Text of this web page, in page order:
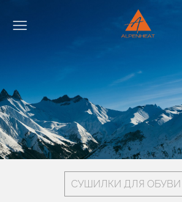
СУШИЛКИ ДЛЯ ОБУВИ